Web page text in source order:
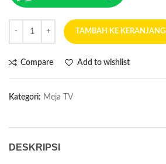
TAMBAH KE KERANJANG
Compare Add to wishlist
Kategori: Meja TV
DESKRIPSI